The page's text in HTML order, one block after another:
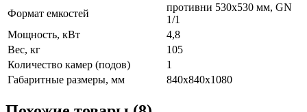
Формат емкостей
противни 530х530 мм, GN
1/1
Мощность, кВт
4,8
Вес, кг
105
Количество камер (подов)
1
Габаритные размеры, мм
840х840х1080